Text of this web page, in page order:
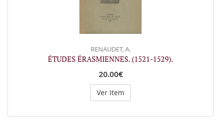
RENAUDET, A.
ÉTUDES ÉRASMIENNES. (1521-1529).
20.00€
Ver Item